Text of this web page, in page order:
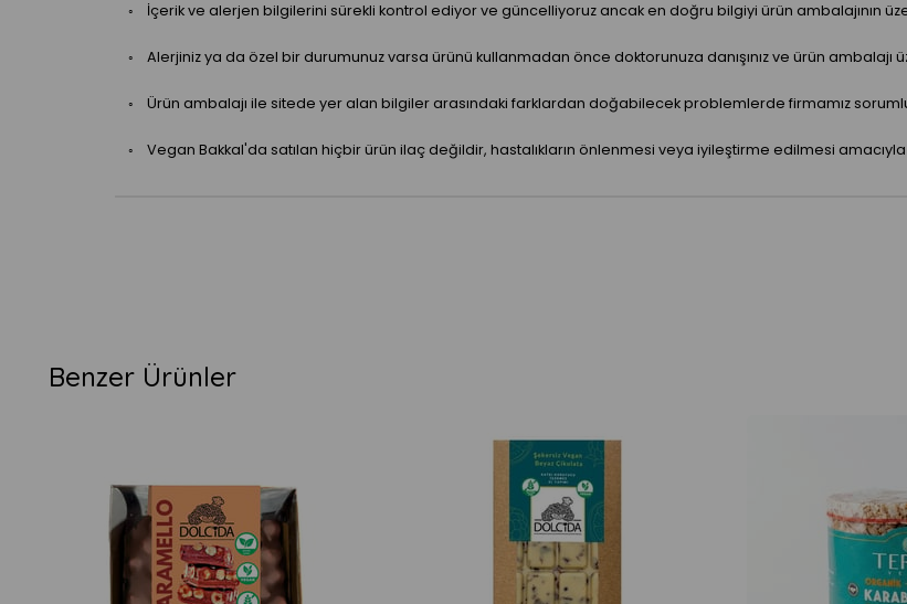
◦ İçerik ve alerjen bilgilerini sürekli kontrol ediyor ve güncelliyoruz ancak en doğru bilgiyi ürün ambalajının
◦ Alerjiniz ya da özel bir durumunuz varsa ürünü kullanmadan önce doktorunuza danışınız ve ürün ambalajı
◦ Ürün ambalajı ile sitede yer alan bilgiler arasındaki farklardan doğabilecek problemlerde firmamız
◦ Vegan Bakkal'da satılan hiçbir ürün ilaç değildir, hastalıkların önlenmesi veya iyileştirme edilmesi amacıyla
Benzer Ürünler